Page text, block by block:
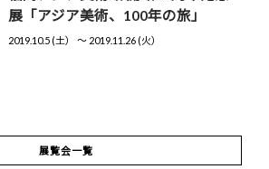
展「アジア美術、100年の旅」
2019.10.5 (土） 〜 2019.11.26 (火）
展覧会一覧